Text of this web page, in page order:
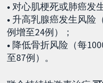
•对心肌梗死或肺癌发
• 升高乳腺癌发生风险
例增至24例）；
• 降低骨折风险（每
至87例）。